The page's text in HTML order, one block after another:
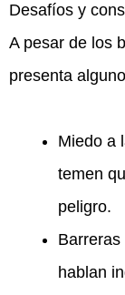
Desafíos y
A pesar de los
presenta
Miedo a
temen
peligro.
hablan